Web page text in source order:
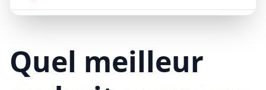
Quel meilleur